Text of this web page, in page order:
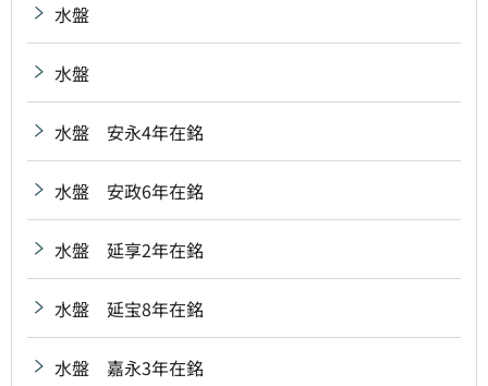
水盤
水盤
水盤 安永4年在銘
水盤 安政6年在銘
水盤 延享2年在銘
水盤 延宝8年在銘
水盤 嘉永3年在銘